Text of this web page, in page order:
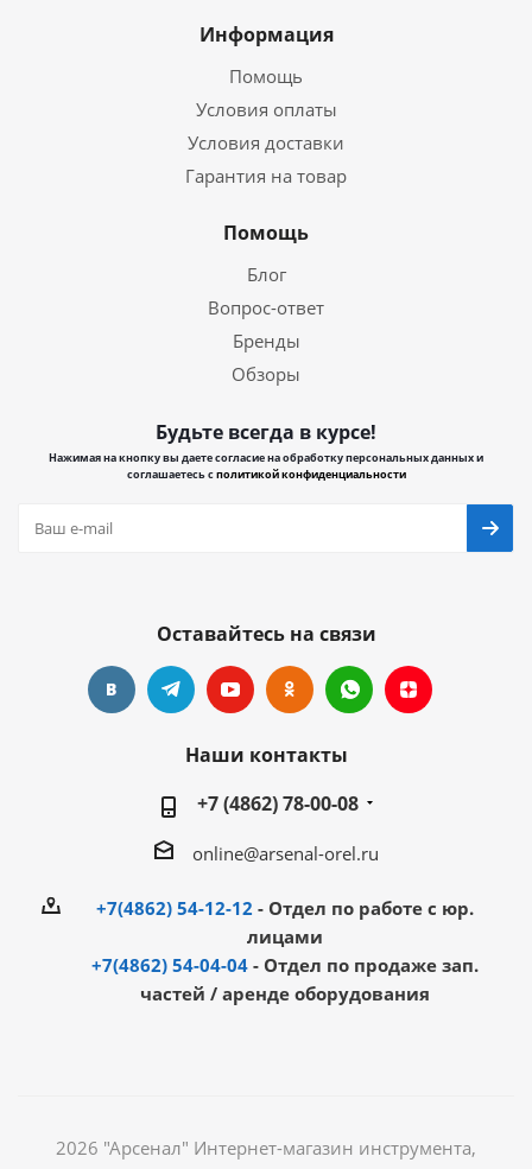
Информация
Помощь
Условия оплаты
Условия доставки
Гарантия на товар
Помощь
Блог
Вопрос-ответ
Бренды
Обзоры
Будьте всегда в курсе!
Нажимая на кнопку вы даете согласие на обработку персональных данных и
соглашаетесь сполитикой конфиденциальности
Оставайтесь на связи
Наши контакты
+7 (4862) 78-00-08
online@arsenal-orel.ru
+7(4862) 54-12-12 - Отдел по работе с юр.
лицами
+7(4862) 54-04-04 - Отдел по продаже зап.
частей / аренде оборудования
2026 "Арсенал" Интернет-магазин инструмента,